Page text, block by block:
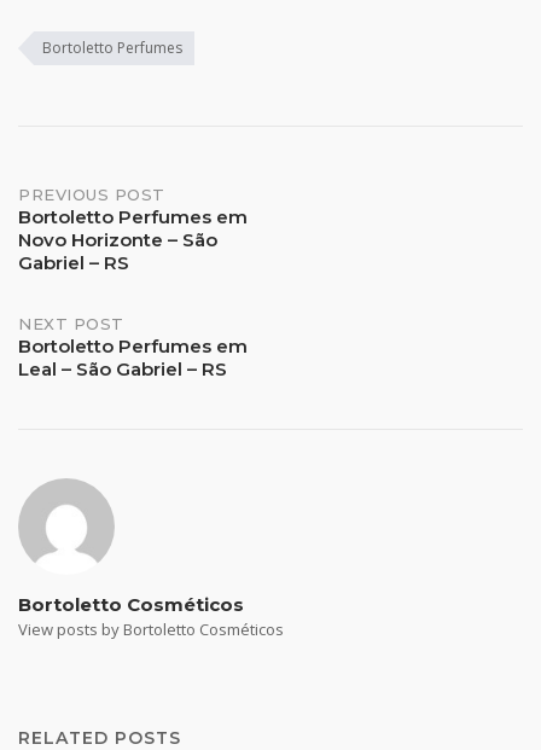
Bortoletto Perfumes
Post
navigation
PREVIOUS POST
Bortoletto Perfumes em
Novo Horizonte – São
Gabriel – RS
NEXT POST
Bortoletto Perfumes em
Leal – São Gabriel – RS
Bortoletto Cosméticos
View posts by Bortoletto Cosméticos
RELATED POSTS